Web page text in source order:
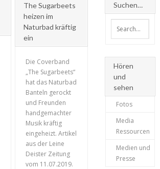
The Sugarbeets
heizen im
Naturbad kräftig
ein
+
Die Coverband
„The Sugarbeets“
hat das Naturbad
Banteln gerockt
und Freunden
handgemachter
Musik kräftig
eingeheizt. Artikel
aus der Leine
Deister Zeitung
vom 11.07.2019.
Suchen…
Hören
und
sehen
Fotos
Media
Ressourcen
Medien und
Presse